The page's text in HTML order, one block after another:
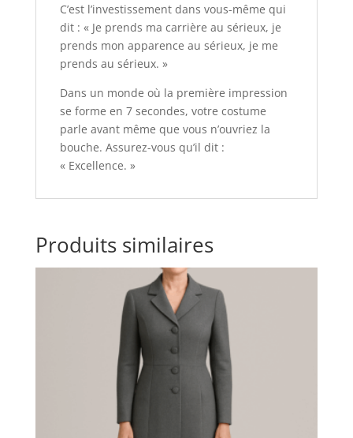
C’est l’investissement dans vous-même qui
dit : « Je prends ma carrière au sérieux, je
prends mon apparence au sérieux, je me
prends au sérieux. »
Dans un monde où la première impression
se forme en 7 secondes, votre costume
parle avant même que vous n’ouvriez la
bouche. Assurez-vous qu’il dit :
« Excellence. »
Produits similaires